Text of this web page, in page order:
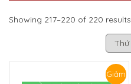
Showing 217–220 of 220 results
Giảm